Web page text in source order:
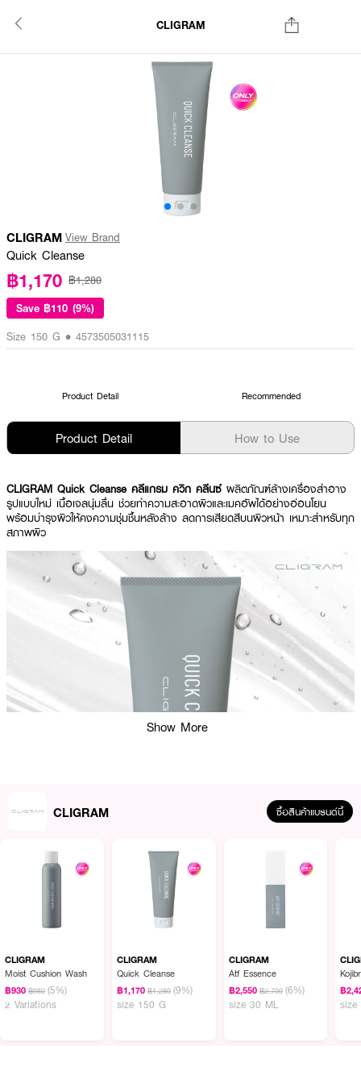
CLIGRAM
CLIGRAM View Brand
Quick Cleanse
฿1,170 ฿1,280
Save ฿110 (9%)
Size 150 G • 4573505031115
Product Detail Recommended
Product Detail How to Use
CLIGRAM Quick Cleanse คลีแกรม ควิก คลีนซ์ ผลิตภัณฑ์ล้างเครื่องสำอาง
รูปแบบใหม่ เนื้อเจลนุ่มลื่น ช่วยทำความสะอาดผิวและเมคอัพได้อย่างอ่อนโยน
พร้อมบำรุงผิวให้คงความชุ่มชื้นหลังล้าง ลดการเสียดสีบนผิวหน้า เหมาะสำหรับทุก
สภาพผิว
• อุดมด้วยHuman-type Ceramideและ Adsorptive Hyaluronic Acid
จาก
ญี่ปุ่น ช่วยเสริมปราการผิว
• มีNMF (Natural Moisturizing Factor)
ช่วยคงสมดุลความชุ่มชื้น
Show More
CLIGRAM ซื้อสินค้าแบรนด์นี้
CLIGRAM
Moist Cushion Wash
฿930 ฿980 (5%)
2 Variations
CLIGRAM
Quick Cleanse
฿1,170 ฿1,280 (9%)
size 150 G
CLIGRAM
Atf Essence
฿2,550 ฿2,700 (6%)
size 30 ML
฿
size